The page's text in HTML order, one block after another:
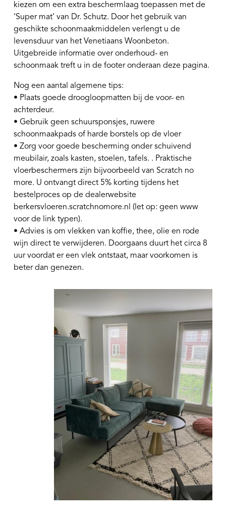
kiezen om een extra beschermlaag toepassen met de
‘Super mat’ van Dr. Schutz. Door het gebruik van
geschikte schoonmaakmiddelen verlengt u de
levensduur van het Venetiaans Woonbeton.
Uitgebreide informatie over onderhoud- en
schoonmaak treft u in de footer onderaan deze pagina.
Nog een aantal algemene tips:
• Plaats goede droogloopmatten bij de voor- en
achterdeur.
• Gebruik geen schuursponsjes, ruwere
schoonmaakpads of harde borstels op de vloer
• Zorg voor goede bescherming onder schuivend
meubilair, zoals kasten, stoelen, tafels. . Praktische
vloerbeschermers zijn bijvoorbeeld van Scratch no
more. U ontvangt direct 5% korting tijdens het
bestelproces op de dealerwebsite
berkersvloeren.scratchnomore.nl (let op: geen www
voor de link typen).
• Advies is om vlekken van koffie, thee, olie en rode
wijn direct te verwijderen. Doorgaans duurt het circa 8
uur voordat er een vlek ontstaat, maar voorkomen is
beter dan genezen.